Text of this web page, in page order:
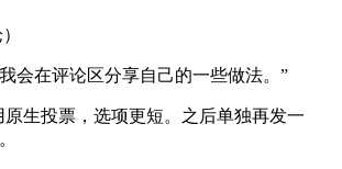
会在评论区分享自己的一些做法。”
原生投票，选项更短。之后单独再发一